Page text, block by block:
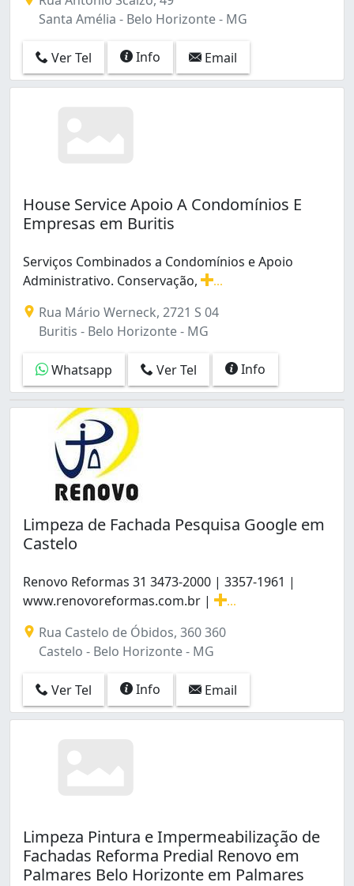
Santa Tereza (3)
Santa Terezinha (1)
Santo Agostinho (1)
Santo André (10)
Santo Antônio (6)
Suzana (3)
São Bento (1)
São Bernardo (2)
São Francisco (3)
São Gabriel (1)
São José (3)
São João Batista (Venda Nova) (16)
São Luiz (3)
São Pedro (4)
São Salvador (1)
Tirol (Barreiro) (4)
Universitário (1)
União (6)
Venda Nova (3)
Vera Cruz (1)
Vila Barragem Santa Lúcia (1)
Vila Cloris (4)
Vista Alegre (3)
Vista do Sol (2)
Santa Amélia - Belo Horizonte - MG
Ver Tel Info Email
House Service Apoio A Condomínios E
Empresas em Buritis
Serviços Combinados a Condomínios e Apoio
Administrativo. Conservação,
Rua Mário Werneck, 2721 S 04
Buritis - Belo Horizonte - MG
Whatsapp Ver Tel Info
Limpeza de Fachada Pesquisa Google em
Castelo
Renovo Reformas 31 3473-2000 | 3357-1961 |
www.renovoreformas.com.br |
Rua Castelo de Óbidos, 360 360
Castelo - Belo Horizonte - MG
Ver Tel Info Email
Limpeza Pintura e Impermeabilização de
Fachadas Reforma Predial Renovo em
Palmares Belo Horizonte em Palmares